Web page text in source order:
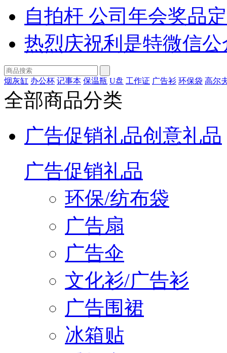
自拍杆 公司年会奖品
热烈庆祝利是特微信
烟灰缸 办公杯 记事本 保温瓶 U盘 工作证 广告衫 环保袋 高尔
全部商品分类
广告促销礼品创意礼品
广告促销礼品
环保/纺布袋
广告扇
广告伞
文化衫/广告衫
广告围裙
冰箱贴